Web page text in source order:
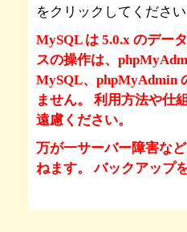
をクリックしてくださ
MySQL は 5.0.x のデー
スの操作は、
MySQL、phpMyAdmin
ません。 利用方法や仕
遠慮ください。
万が一サーバー障害な
ねます。 バックアップ